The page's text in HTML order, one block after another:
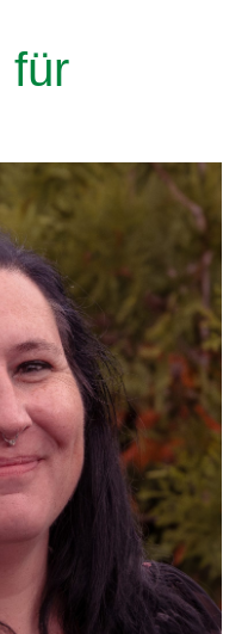
für